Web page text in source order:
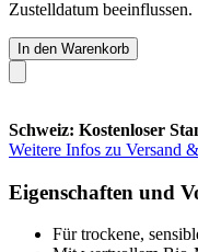
Zustelldatum beeinflussen.
In den Warenkorb
Schweiz: Kostenloser
Weitere Infos zu Versand
Eigenschaften und
Für trockene,